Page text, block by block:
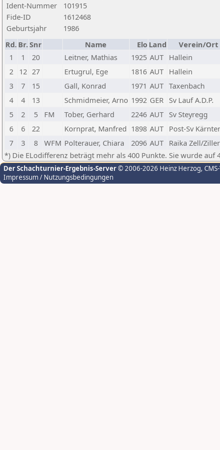
Ident-Nummer
101915
Fide-ID
1612468
Geburtsjahr
1986
Rd. Br.Snr Name Elo Land
Verein/Ort
1
1 20 Leitner, Mathias 1925 AUT Hallein
2
12 27 Ertugrul, Ege 1816 AUT Hallein
3
7 15 Gall, Konrad 1971 AUT Taxenbach
4
4 13 Schmidmeier, Arno 1992 GER Sv Lauf A.D.P.
5
2 5 FM Tober, Gerhard 2246 AUT Sv Steyregg
6
6 22 Kornprat, Manfred 1898 AUT Post-Sv
7
3 8 WFM Polterauer, Chiara 2096 AUT Raika Zell/
*) Die ELodifferenz beträgt mehr als 400 Punkte. Sie wurde auf
Der Schachturnier-Ergebnis-Server© 2006-2026 Heinz Herzog,
Impressum / Nutzungsbedingungen